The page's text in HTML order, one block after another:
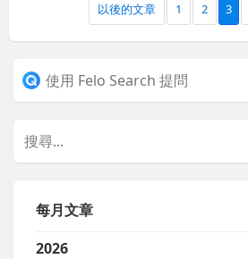
以後的文章 1 2 3
每月文章
2026